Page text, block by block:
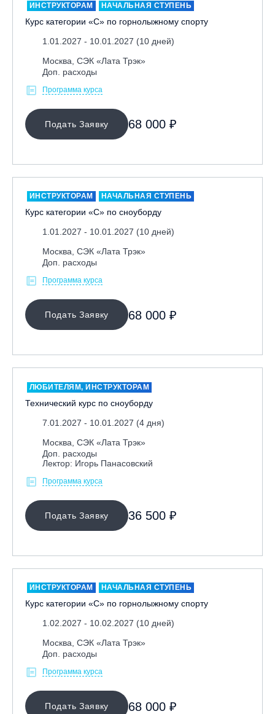
Комсомольск-на-Амуре, ГЛК «Холдоми»
Красноярск, ФП «Бобровый лог»
Ленинградская обл., ГЛК «Золотая долина»
Ленинградская обл., ЦАО «Туутари Парк»
Липецк, ГСК «HILLPARK»
Москва, «Воробьевы Горы»
Москва, Парк «Ходынское поле»
Москва, Скалодром "Атмосфера"
Москва, СЭК «Лата Трэк»
Москва, ул. Олеко Дундича 19/15
Московская обл., ВГК «Лисья Гора»
Московская обл., ГК Леонида Тягачёва
Московская обл., ГЛК «Красная Горка»
Московская обл., п. Чулково, ГК «Гая Северина»
Московская обл., Сергиев Посад, вейк парк Boardberry
Нижегородская обл., СК «Хабарское»
Приморский край, ГЛК «Медвежья Долина»
Республика Башкортостан., с. Новоабзаково, ГЛЦ
«Абзаково»
Самара, ГЛК «СОК»
Санкт-Петербург, Всесезонный курорт «Игора»
Санкт-Петербург, Скейт-парк под мостом Бетанкура
Сочи, ГК «Роза Хутор»
Узбекистан, ГКЛЦ «Amirsoy»
Чусовой, ГК «Такман»
Южно-Сахалинск, СТК «Горный воздух»
ИНСТРУКТОРАМ НАЧАЛЬНАЯ СТУПЕНЬ
Курс категории «С» по горнолыжному спорту
1.01.2027 - 10.01.2027 (10 дней)
Москва, СЭК «Лата Трэк»
Доп. расходы
Программа курса
Подать Заявку 68 000 ₽
ИНСТРУКТОРАМ НАЧАЛЬНАЯ СТУПЕНЬ
Курс категории «С» по сноуборду
1.01.2027 - 10.01.2027 (10 дней)
Москва, СЭК «Лата Трэк»
Доп. расходы
Программа курса
Подать Заявку 68 000 ₽
ЛЮБИТЕЛЯМ, ИНСТРУКТОРАМ
Технический курс по сноуборду
7.01.2027 - 10.01.2027 (4 дня)
Москва, СЭК «Лата Трэк»
Доп. расходы
Лектор: Игорь Панасовский
Программа курса
Подать Заявку 36 500 ₽
ИНСТРУКТОРАМ НАЧАЛЬНАЯ СТУПЕНЬ
Курс категории «С» по горнолыжному спорту
1.02.2027 - 10.02.2027 (10 дней)
Москва, СЭК «Лата Трэк»
Доп. расходы
Программа курса
Подать Заявку 68 000 ₽